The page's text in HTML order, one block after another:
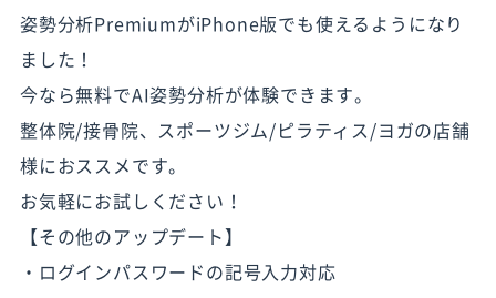
姿勢分析PremiumがiPhone版でも使えるようになり
ました！
今なら無料でAI姿勢分析が体験できます。
整体院/接骨院、スポーツジム/ピラティス/ヨガの店舗
様におススメです。
お気軽にお試しください！
【その他のアップデート】
・ログインパスワードの記号入力対応